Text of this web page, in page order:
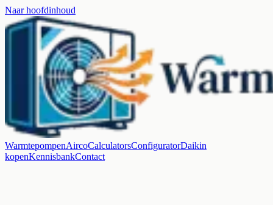
Naar hoofdinhoud
WarmtepompenAircoCalculatorsConfiguratorDaikin
kopenKennisbankContact